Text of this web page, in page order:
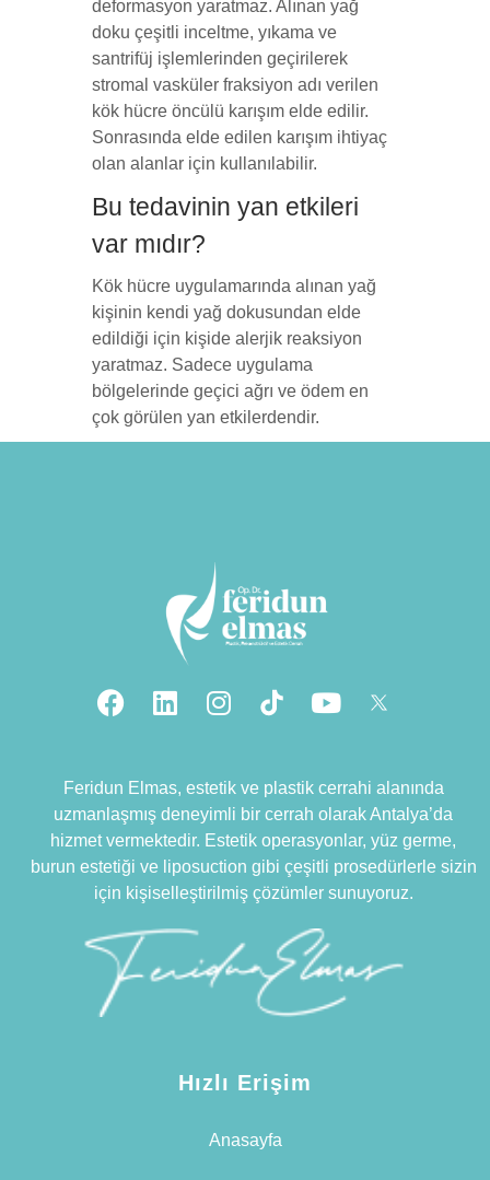
deformasyon yaratmaz. Alınan yağ
doku çeşitli inceltme, yıkama ve
santrifüj işlemlerinden geçirilerek
stromal vasküler fraksiyon adı verilen
kök hücre öncülü karışım elde edilir.
Sonrasında elde edilen karışım ihtiyaç
olan alanlar için kullanılabilir.
Bu tedavinin yan etkileri
var mıdır?
Kök hücre uygulamarında alınan yağ
kişinin kendi yağ dokusundan elde
edildiği için kişide alerjik reaksiyon
yaratmaz. Sadece uygulama
bölgelerinde geçici ağrı ve ödem en
çok görülen yan etkilerdendir.
Feridun Elmas, estetik ve plastik cerrahi alanında
uzmanlaşmış deneyimli bir cerrah olarak Antalya’da
hizmet vermektedir. Estetik operasyonlar, yüz germe,
burun estetiği ve liposuction gibi çeşitli prosedürlerle sizin
için kişiselleştirilmiş çözümler sunuyoruz.
Hızlı Erişim
Anasayfa